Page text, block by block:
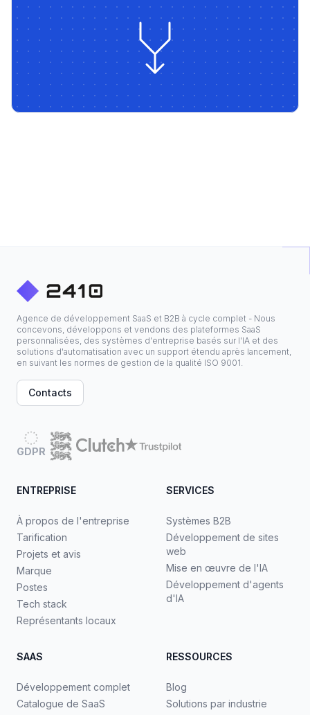
Agence de développement SaaS et B2B à cycle complet - Nous
concevons, développons et vendons des plateformes SaaS
personnalisées, des systèmes d'entreprise basés sur l'IA et des
solutions d'automatisation avec un support étendu après lancement,
en suivant les normes de gestion de la qualité ISO 9001.
Contacts
GDPR
ENTREPRISE
À propos de l'entreprise
Tarification
Projets et avis
Marque
Postes
Tech stack
Représentants locaux
SERVICES
Systèmes B2B
Développement de sites
web
Mise en œuvre de l'IA
Développement d'agents
d'IA
SAAS
Développement complet
Catalogue de SaaS
RESSOURCES
Blog
Solutions par industrie